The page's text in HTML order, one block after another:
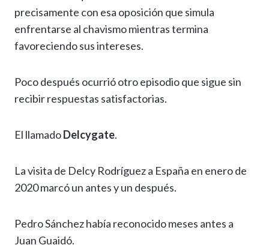
precisamente con esa oposición que simula
enfrentarse al chavismo mientras termina
favoreciendo sus intereses.
Poco después ocurrió otro episodio que sigue sin
recibir respuestas satisfactorias.
El llamadoDelcygate.
La visita de Delcy Rodríguez a España en enero de
2020 marcó un antes y un después.
Pedro Sánchez había reconocido meses antes a
Juan Guaidó.